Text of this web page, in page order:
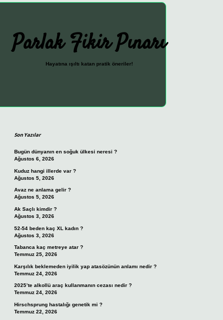
Parlak Fikir Pınarı
Hayatına ışıltı katan pratik öneriler!
Son Yazılar
Bugün dünyanın en soğuk ülkesi neresi ?
Ağustos 6, 2026
Kuduz hangi illerde var ?
Ağustos 5, 2026
Avaz ne anlama gelir ?
Ağustos 5, 2026
Ak Saçlı kimdir ?
Ağustos 3, 2026
52-54 beden kaç XL kadın ?
Ağustos 3, 2026
Tabanca kaç metreye atar ?
Temmuz 25, 2026
Karşılık beklemeden iyilik yap atasözünün anlamı nedir ?
Temmuz 24, 2026
2025’te alkollü araç kullanmanın cezası nedir ?
Temmuz 24, 2026
Hirschsprung hastalığı genetik mi ?
Temmuz 22, 2026